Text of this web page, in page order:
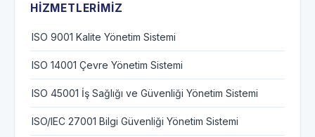
HIZMETLERIMIZ
ISO 9001 Kalite Yönetim Sistemi
ISO 14001 Çevre Yönetim Sistemi
ISO 45001 İş Sağlığı ve Güvenliği Yönetim Sistemi
ISO/IEC 27001 Bilgi Güvenliği Yönetim Sistemi